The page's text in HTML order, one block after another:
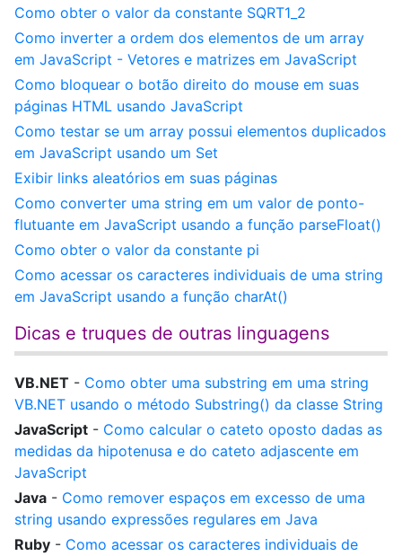
Como obter o valor da constante SQRT1_2
Como inverter a ordem dos elementos de um array
em JavaScript - Vetores e matrizes em JavaScript
Como bloquear o botão direito do mouse em suas
páginas HTML usando JavaScript
Como testar se um array possui elementos duplicados
em JavaScript usando um Set
Exibir links aleatórios em suas páginas
Como converter uma string em um valor de ponto-
flutuante em JavaScript usando a função parseFloat()
Como obter o valor da constante pi
Como acessar os caracteres individuais de uma string
em JavaScript usando a função charAt()
Dicas e truques de outras linguagens
VB.NET - Como obter uma substring em uma string
VB.NET usando o método Substring() da classe String
JavaScript - Como calcular o cateto oposto dadas as
medidas da hipotenusa e do cateto adjascente em
JavaScript
Java - Como remover espaços em excesso de uma
string usando expressões regulares em Java
Ruby - Como acessar os caracteres individuais de